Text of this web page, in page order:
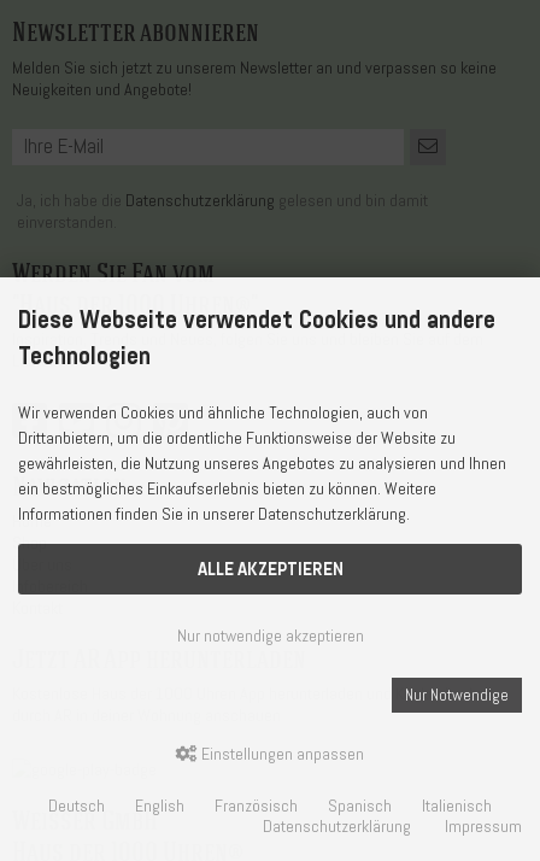
Newsletter abonnieren
Melden Sie sich jetzt zu unserem Newsletter an und verpassen so keine
Neuigkeiten und Angebote!
Ja, ich habe die Datenschutzerklärung gelesen und bin damit
einverstanden.
Werden Sie Fan vom
"Haus der 1000 Uhren®"
Laufenden!
Navigation
Home
Shop
Kostenlose Haus der 1000 Uhren App herunterladen und Kuckucksuhren
Weisser GmbH
Diese Webseite verwendet Cookies und andere
Technologien
Wir verwenden Cookies und ähnliche Technologien, auch von
Drittanbietern, um die ordentliche Funktionsweise der Website zu
gewährleisten, die Nutzung unseres Angebotes zu analysieren und Ihnen
ein bestmögliches Einkaufserlebnis bieten zu können. Weitere
Informationen finden Sie in unserer Datenschutzerklärung.
ALLE AKZEPTIEREN
Nur notwendige akzeptieren
Nur Notwendige
Einstellungen anpassen
Deutsch English Französisch Spanisch
Italienisch
Datenschutzerklärung
Impressum